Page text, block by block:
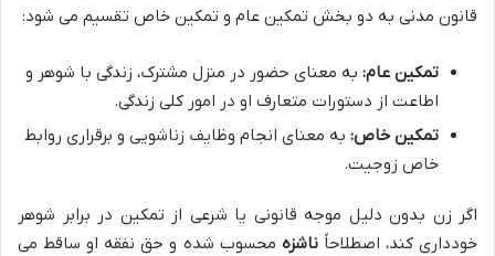
قانون مدنی به دو بخش تمکین عام و تمکین خاص تقسیم می شود:
تمکین عام: به معنای حضور در منزل مشترک، زندگی با شوهر و
اطاعت از دستورات متعارف او در امور کلی زندگی.
تمکین خاص: به معنای انجام وظایف زناشویی و برقراری روابط
خاص زوجیت.
اگر زن بدون دلیل موجه قانونی یا شرعی از تمکین در برابر شوهر
خودداری کند، اصطلاحاًناشزه محسوب شده و حق نفقه او ساقط می